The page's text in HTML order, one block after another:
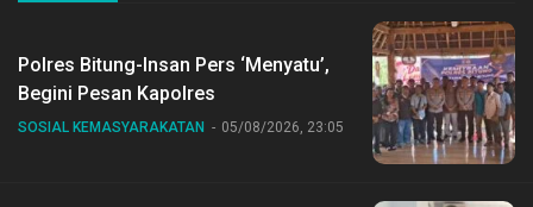
Polres Bitung-Insan Pers ‘Menyatu’,
Begini Pesan Kapolres
SOSIAL KEMASYARAKATAN 05/08/2026, 23:05